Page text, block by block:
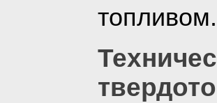
топливом.